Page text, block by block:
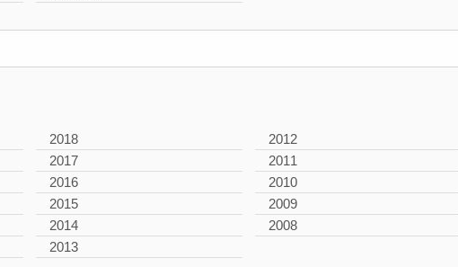
2018
2017
2016
2015
2014
2013
2012
2011
2010
2009
2008